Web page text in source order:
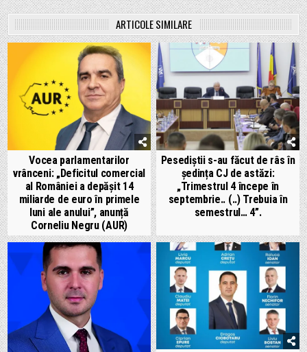
ARTICOLE SIMILARE
Vocea parlamentarilor
vrânceni: „Deficitul comercial
al României a depășit 14
miliarde de euro în primele
luni ale anului”, anunță
Corneliu Negru (AUR)
Pesediștii s-au făcut de râs în
ședința CJ de astăzi:
„Trimestrul 4 începe în
septembrie.. (..) Trebuia în
semestrul… 4”.